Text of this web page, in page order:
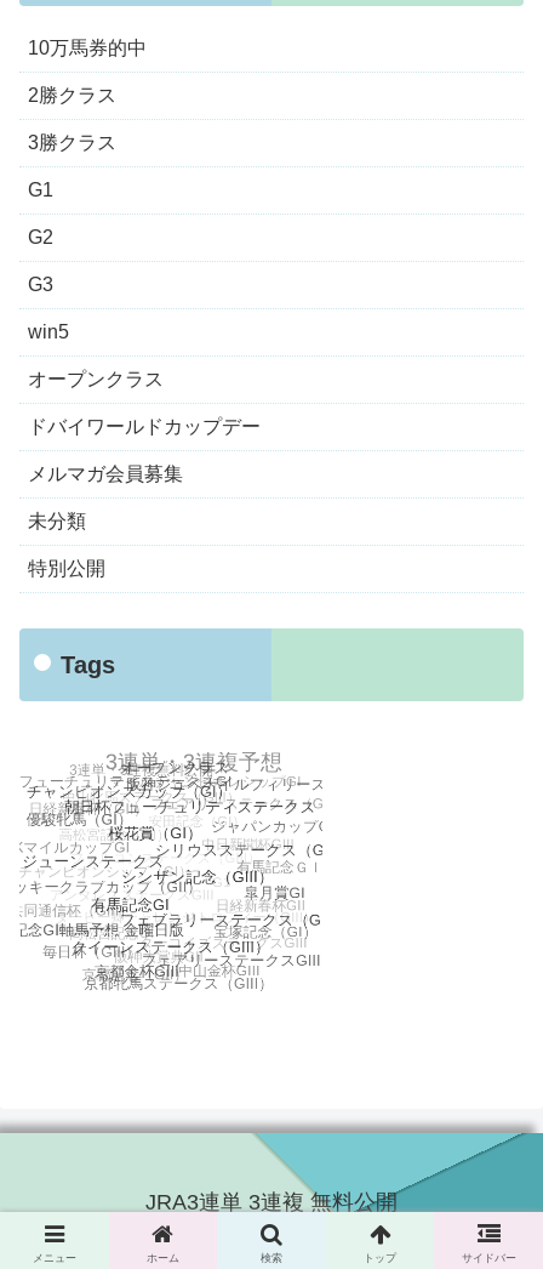
10万馬券的中
2勝クラス
3勝クラス
G1
G2
G3
win5
オープンクラス
ドバイワールドカップデー
メルマガ会員募集
未分類
特別公開
Tags
JRA3連単 3連複 無料公開
© 2016 JRA3連単 3連複 無料公開.
メニュー ホーム 検索 トップ サイドバー